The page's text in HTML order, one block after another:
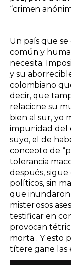
“crimen
Un país que
común y
necesita.
y su
colombiano
decir, que
relacione su
bien al sur, yo
impunidad del
suyo, el de
concepto de
tolerancia
después, sigue
políticos, sin
que inundaron
misteriosos
testificar en
provocan
mortal. Y esto
títere gane las